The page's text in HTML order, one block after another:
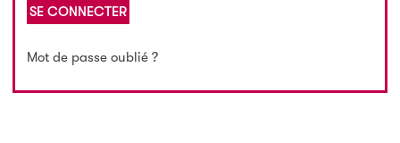
SE CONNECTER
Mot de passe oublié ?